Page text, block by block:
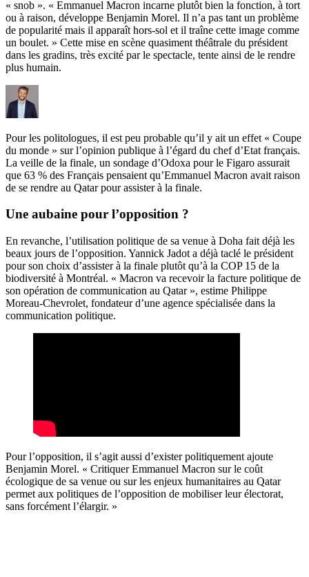
« snob ». « Emmanuel Macron incarne plutôt bien la fonction, à tort
ou à raison, développe Benjamin Morel. Il n’a pas tant un problème
de popularité mais il apparaît hors-sol et il traîne cette image comme
un boulet. » Cette mise en scène quasiment théâtrale du président
dans les gradins, très excité par le spectacle, tente ainsi de le rendre
plus humain.
Pour les politologues, il est peu probable qu’il y ait un effet « Coupe
du monde » sur l’opinion publique à l’égard du chef d’Etat français.
La veille de la finale, un sondage d’Odoxa pour le Figaro assurait
que 63 % des Français pensaient qu’Emmanuel Macron avait raison
de se rendre au Qatar pour assister à la finale.
Une aubaine pour l’opposition ?
En revanche, l’utilisation politique de sa venue à Doha fait déjà les
beaux jours de l’opposition. Yannick Jadot a déjà taclé le président
pour son choix d’assister à la finale plutôt qu’à la COP 15 de la
biodiversité à Montréal. « Macron va recevoir la facture politique de
son opération de communication au Qatar », estime Philippe
Moreau-Chevrolet, fondateur d’une agence spécialisée dans la
communication politique.
Pour l’opposition, il s’agit aussi d’exister politiquement ajoute
Benjamin Morel. « Critiquer Emmanuel Macron sur le coût
écologique de sa venue ou sur les enjeux humanitaires au Qatar
permet aux politiques de l’opposition de mobiliser leur électorat,
sans forcément l’élargir. »